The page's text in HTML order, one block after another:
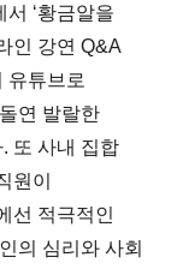
‘황금알을
인 강연 Q&A
유튜브로
연 발랄한
. 또 사내 집합
원이
선 적극적인
의 심리와 사회